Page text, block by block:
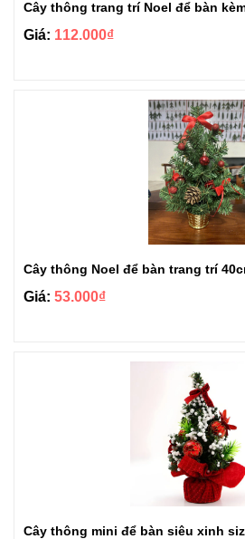
Cây thông trang trí Noel để bàn
Giá: 112.000₫
Cây thông Noel để bàn trang trí
Giá: 53.000₫
Cây thông mini để bàn siêu xinh